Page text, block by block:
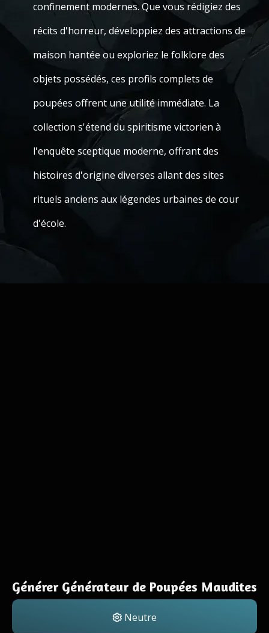
confinement modernes. Que vous rédigiez des
récits d'horreur, développiez des attractions de
maison hantée ou exploriez le folklore des
objets possédés, ces profils complets de
poupées offrent une utilité immédiate. La
collection s'étend du spiritisme victorien à
l'enquête sceptique moderne, offrant des
histoires d'origine diverses allant des sites
rituels anciens aux légendes urbaines de cour
d'école.
Générer Générateur de Poupées Maudites
Neutre